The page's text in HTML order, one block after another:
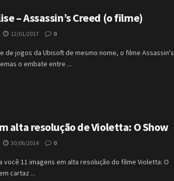
– Assassin’s Creed (o filme)
12/01/2017 0
de jogos da Ubisoft de mesmo nome, o filme Assassin's
o embate entre ...
alta resolução de Violetta: O Show
30/06/2014 0
você 11 imagens em alta resolução do filme Violetta: O
cartaz ...